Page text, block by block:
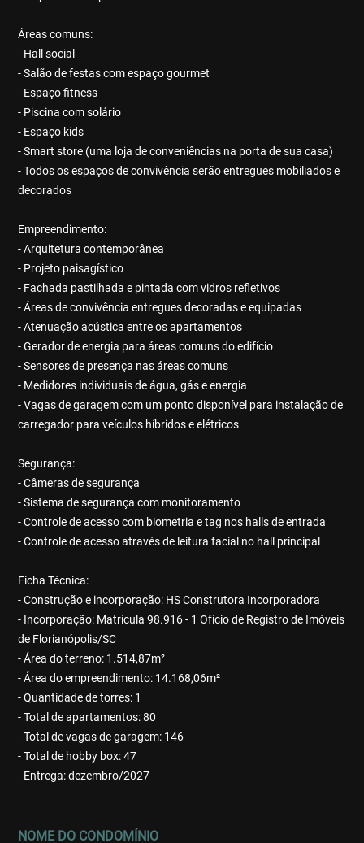
Áreas comuns:
- Hall social
- Salão de festas com espaço gourmet
- Espaço fitness
- Piscina com solário
- Espaço kids
- Smart store (uma loja de conveniências na porta de sua casa)
- Todos os espaços de convivência serão entregues mobiliados e
decorados
Empreendimento:
- Arquitetura contemporânea
- Projeto paisagístico
- Fachada pastilhada e pintada com vidros refletivos
- Áreas de convivência entregues decoradas e equipadas
- Atenuação acústica entre os apartamentos
- Gerador de energia para áreas comuns do edifício
- Sensores de presença nas áreas comuns
- Medidores individuais de água, gás e energia
- Vagas de garagem com um ponto disponível para instalação de
carregador para veículos híbridos e elétricos
Segurança:
- Câmeras de segurança
- Sistema de segurança com monitoramento
- Controle de acesso com biometria e tag nos halls de entrada
- Controle de acesso através de leitura facial no hall principal
Ficha Técnica:
- Construção e incorporação: HS Construtora Incorporadora
- Incorporação: Matrícula 98.916 - 1 Ofício de Registro de Imóveis
de Florianópolis/SC
- Área do terreno: 1.514,87m²
- Área do empreendimento: 14.168,06m²
- Quantidade de torres: 1
- Total de apartamentos: 80
- Total de vagas de garagem: 146
- Total de hobby box: 47
- Entrega: dezembro/2027
NOME DO CONDOMÍNIO